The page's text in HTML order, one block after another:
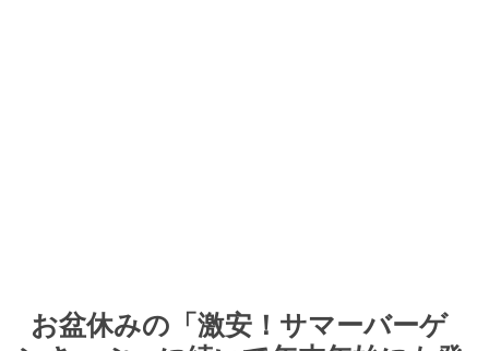
お盆休みの「激安！サマーバーゲ